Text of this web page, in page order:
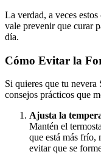
La verdad, a veces
vale prevenir que curar
día.
Cómo Evitar la
Si quieres que tu
consejos prácticos que
Ajusta la
Mantén el
que está más frío,
evitar que se